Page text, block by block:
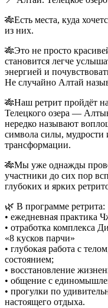
🎋Есть места, куда
из них.
🎋Это не просто
становится легче
энергией и
Не случайно Алтай
🎋Наш ретрит пройдёт
Телецкого озера —
нередко называют
символа силы, мудрости
трансформации.
🎋Мы уже однажды
участники до сих пор
глубоких и ярких
🌿 В программе ретрита:
• ежедневная практика
• ⁠отработка комплекса
«8 кусков парчи»
• ⁠глубокая работа с
состоянием;
• восстановление
• общение с
• прогулки по
настоящего отдыха.